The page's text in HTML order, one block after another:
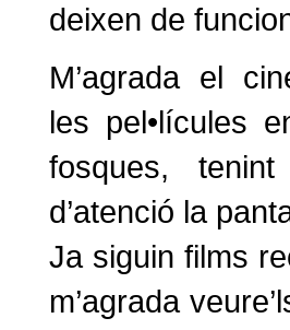
deixen de
M’agrada el
les pel•lícules
fosques,
d’atenció la
Ja siguin films
m’agrada